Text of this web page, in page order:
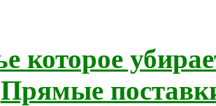
которое
Прямые